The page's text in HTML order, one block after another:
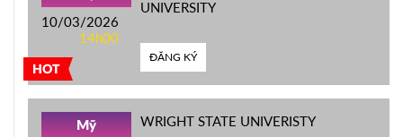
HOT
10/03/2026
14h00
UNIVERSITY
ĐĂNG KÝ
Mỹ WRIGHT STATE UNIVERISTY